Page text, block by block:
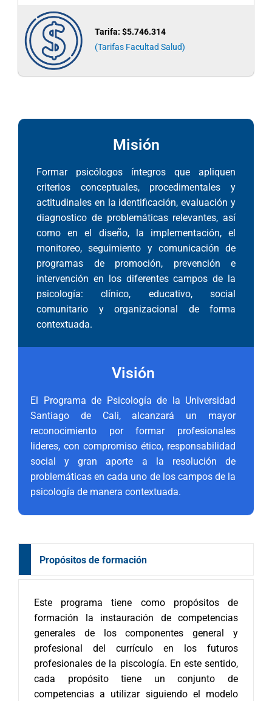
Tarifa: $5.746.314
(Tarifas Facultad Salud)
Misión
Formar psicólogos íntegros que apliquen
criterios conceptuales, procedimentales y
actitudinales en la identificación, evaluación y
diagnostico de problemáticas relevantes, así
como en el diseño, la implementación, el
monitoreo, seguimiento y comunicación de
programas de promoción, prevención e
intervención en los diferentes campos de la
psicología: clínico, educativo, social
comunitario y organizacional de forma
contextuada.
Visión
El Programa de Psicología de la Universidad
Santiago de Cali, alcanzará un mayor
reconocimiento por formar profesionales
lideres, con compromiso ético, responsabilidad
social y gran aporte a la resolución de
problemáticas en cada uno de los campos de la
psicología de manera contextuada.
Propósitos de formación
Este programa tiene como propósitos de
formación la instauración de competencias
generales de los componentes general y
profesional del currículo en los futuros
profesionales de la piscología. En este sentido,
cada propósito tiene un conjunto de
competencias a utilizar siguiendo el modelo